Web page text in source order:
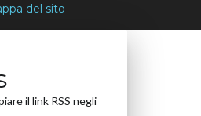
del sito
il link RSS negli